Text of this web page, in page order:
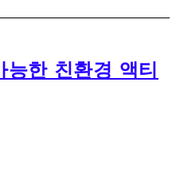
한 친환경 액티